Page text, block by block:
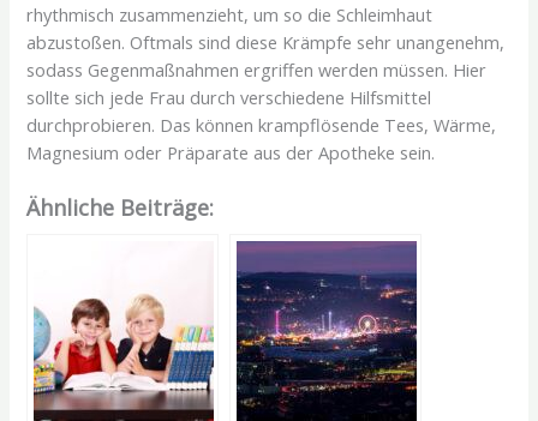
rhythmisch zusammenzieht, um so die Schleimhaut
abzustoßen. Oftmals sind diese Krämpfe sehr unangenehm,
sodass Gegenmaßnahmen ergriffen werden müssen. Hier
sollte sich jede Frau durch verschiedene Hilfsmittel
durchprobieren. Das können krampflösende Tees, Wärme,
Magnesium oder Präparate aus der Apotheke sein.
Ähnliche Beiträge: